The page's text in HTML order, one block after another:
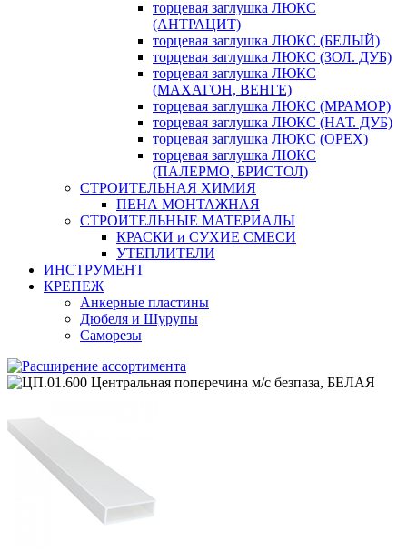
торцевая заглушка ЛЮКС
(АНТРАЦИТ)
торцевая заглушка ЛЮКС (БЕЛЫЙ)
торцевая заглушка ЛЮКС (ЗОЛ. ДУБ)
торцевая заглушка ЛЮКС
(МАХАГОН, ВЕНГЕ)
торцевая заглушка ЛЮКС (МРАМОР)
торцевая заглушка ЛЮКС (НАТ. ДУБ)
торцевая заглушка ЛЮКС (ОРЕХ)
торцевая заглушка ЛЮКС
(ПАЛЕРМО, БРИСТОЛ)
СТРОИТЕЛЬНАЯ ХИМИЯ
ПЕНА МОНТАЖНАЯ
СТРОИТЕЛЬНЫЕ МАТЕРИАЛЫ
КРАСКИ и СУХИЕ СМЕСИ
УТЕПЛИТЕЛИ
ИНСТРУМЕНТ
КРЕПЕЖ
Анкерные пластины
Дюбеля и Шурупы
Саморезы